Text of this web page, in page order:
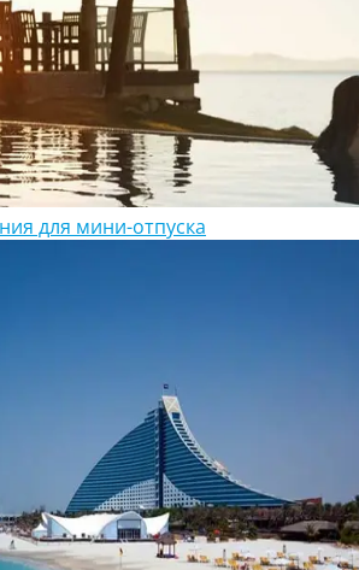
для мини-отпуска